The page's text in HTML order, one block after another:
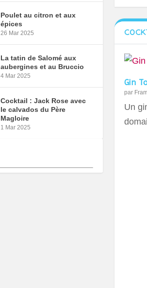
Gin
par
Un
Poulet au citron et aux
épices
26 Mar 2025
La tatin de Salomé aux
aubergines et au Bruccio
4 Mar 2025
Cocktail : Jack Rose avec
le calvados du Père
Magloire
1 Mar 2025